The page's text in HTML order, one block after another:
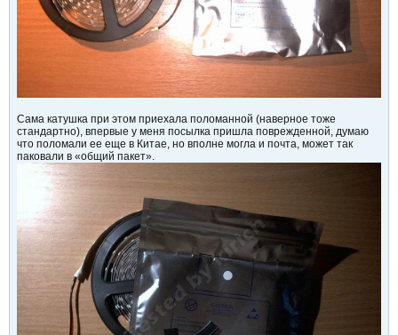
Сама катушка при этом приехала поломанной (наверное тоже
стандартно), впервые у меня посылка пришла поврежденной, думаю
что поломали ее еще в Китае, но вполне могла и почта, может так
паковали в «общий пакет».